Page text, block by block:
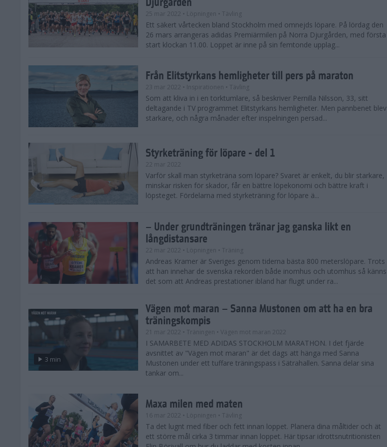
25 mar 2022 • Löpningen • Tävling
Ett säkert vårtecken bland Stockholm med omnejds löpare. På lördag den
26 mars arrangeras adidas Premiärmilen på Norra Djurgården, med första
start klockan 11.00. Loppet är inne på sin femtonde upplag...
Från Elitstyrkans hemligheter till pers på maraton
23 mar 2022 • Inspirationen • Tävling
Som att kliva in i en torktumlare, så beskriver Pernilla Nilsson, 33, sitt
deltagande i TV programmet Elitstyrkans hemligheter. Men pannbenet blev
starkare, och några månader efter inspelningen persad...
Styrketräning för löpare - del 1
22 mar 2022
Varför skall man styrketräna som löpare? Svaret är enkelt, du blir starkare,
minskar risken för skador, får en bättre löpekonomi och bättre kraft i
löpsteget. Fördelarna med styrketräning för löpare ä...
– Under grundträningen tränar jag ganska likt en
långdistansare
22 mar 2022 • Löpningen • Träning
Andreas Kramer är Sveriges genom tiderna bästa 800 meterslöpare. Trots
att han innehar de svenska rekorden både inomhus och utomhus så känns
det som att Andreas prestationer ibland har flugit under ra...
3 min
Vägen mot maran – Sanna Mustonen om att ha en bra
träningskompis
21 mar 2022 • Träningen • Vägen mot maran 2022
I SAMARBETE MED ADIDAS STOCKHOLM MARATHON. I det fjärde
avsnittet av "Vägen mot maran" är det dags att hänga med Sanna
Mustonen under ett tuffare träningspass i Sätrahallen. Sanna delar sina
tankar om...
Maxa milen med maten
16 mar 2022 • Löpningen • Tävling
Ta det lugnt med fiber och fett innan loppet. Planera dina måltider och ät
ett större mål cirka 3 timmar innan loppet. Här tipsar idrottsnutritionisten